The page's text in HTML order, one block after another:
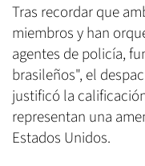
Tras recordar que
miembros y han
agentes de policía,
brasileños", el
justificó la
representan una
Estados Unidos.